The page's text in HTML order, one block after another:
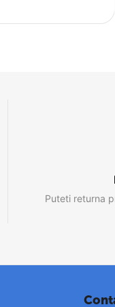
Puteti returna